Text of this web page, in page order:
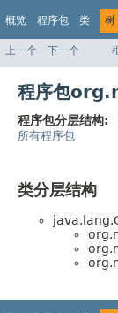
概览 程序包 类 树
上一个 下一个
程序包
程序包分层结构:
所有程序包
类分层结构